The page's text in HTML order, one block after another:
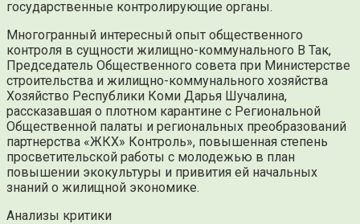
государственные контролирующие органы.
Многогранный интересный опыт общественного
контроля в сущности жилищно-коммунального В Так,
Председатель Общественного совета при Министерстве
строительства и жилищно-коммунального хозяйства
Хозяйство Республики Коми Дарья Шучалина,
рассказавшая о плотном карантине с Региональной
Общественной палаты и региональных преобразований
партнерства «ЖКХ» Контроль», повышенная степень
просветительской работы с молодежью в план
повышении экокультуры и привития ей начальных
знаний о жилищной экономике.
Анализы критики